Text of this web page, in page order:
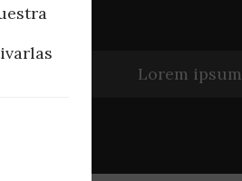
Lorem ipsum